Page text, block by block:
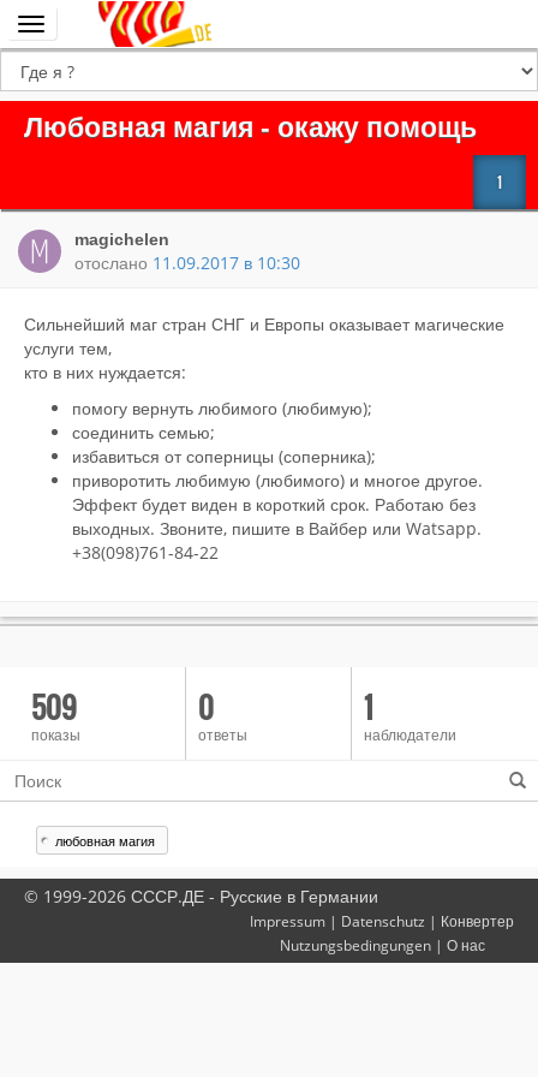
Переключить
навигацию
Любовная магия - окажу помощь
1
magichelen
отослано 11.09.2017 в 10:30
Сильнейший маг стран СНГ и Европы оказывает магические
услуги тем,
кто в них нуждается:
помогу вернуть любимого (любимую);
соединить семью;
избавиться от соперницы (соперника);
приворотить любимую (любимого) и многое другое.
Эффект будет виден в короткий срок. Работаю без
выходных. Звоните, пишите в Вайбер или Watsapp.
+38(098)761-84-22
509
показы
0
ответы
1
наблюдатели
любовная магия
© 1999-2026 СССР.ДЕ - Русские в Германии
Impressum | Datenschutz | Конвертер
Nutzungsbedingungen| О нас